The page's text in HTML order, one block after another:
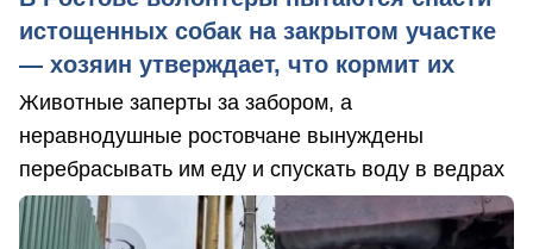
истощенных собак на закрытом участке
— хозяин утверждает, что кормит их
Животные заперты за забором, а
неравнодушные ростовчане вынуждены
перебрасывать им еду и спускать воду в ведрах